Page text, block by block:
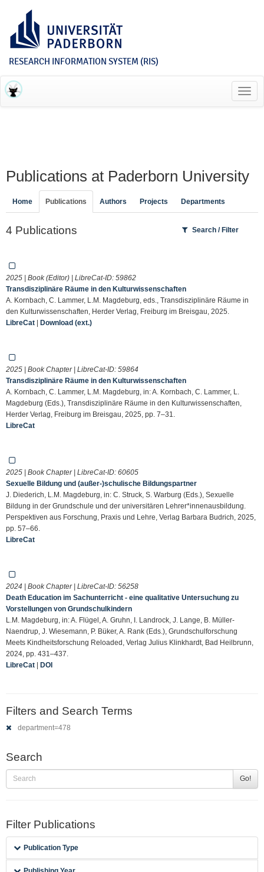
RESEARCH INFORMATION SYSTEM (RIS)
Publications at Paderborn University
Home Publications Authors Projects Departments
4 Publications Search / Filter
2025 | Book (Editor) | LibreCat-ID: 59862
Transdisziplinäre Räume in den Kulturwissenschaften
A. Kornbach, C. Lammer, L.M. Magdeburg, eds., Transdisziplinäre Räume in
den Kulturwissenschaften, Herder Verlag, Freiburg im Breisgau, 2025.
LibreCat | Download (ext.)
2025 | Book Chapter | LibreCat-ID: 59864
Transdisziplinäre Räume in den Kulturwissenschaften
A. Kornbach, C. Lammer, L.M. Magdeburg, in: A. Kornbach, C. Lammer, L.
Magdeburg (Eds.), Transdisziplinäre Räume in den Kulturwissenschaften,
Herder Verlag, Freiburg im Breisgau, 2025, pp. 7–31.
LibreCat
2025 | Book Chapter | LibreCat-ID: 60605
Sexuelle Bildung und (außer-)schulische Bildungspartner
J. Diederich, L.M. Magdeburg, in: C. Struck, S. Warburg (Eds.), Sexuelle
Bildung in der Grundschule und der universitären Lehrer*innenausbildung.
Perspektiven aus Forschung, Praxis und Lehre, Verlag Barbara Budrich, 2025,
pp. 57–66.
LibreCat
2024 | Book Chapter | LibreCat-ID: 56258
Death Education im Sachunterricht - eine qualitative Untersuchung zu
Vorstellungen von Grundschulkindern
L.M. Magdeburg, in: A. Flügel, A. Gruhn, I. Landrock, J. Lange, B. Müller-
Naendrup, J. Wiesemann, P. Büker, A. Rank (Eds.), Grundschulforschung
Meets Kindheitsforschung Reloaded, Verlag Julius Klinkhardt, Bad Heilbrunn,
2024, pp. 431–437.
LibreCat | DOI
Filters and Search Terms
department=478
Search
Go!
Filter Publications
Publication Type